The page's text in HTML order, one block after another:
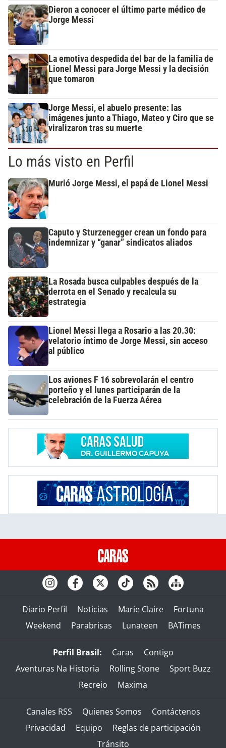
Dieron a conocer el último parte médico de
Jorge Messi
La emotiva despedida del bar de la familia de
Lionel Messi para Jorge Messi y la decisión
que tomaron
Jorge Messi, el abuelo presente: las
imágenes junto a Thiago, Mateo y Ciro que se
viralizaron tras su muerte
Lo más visto en Perfil
Murió Jorge Messi, el papá de Lionel Messi
Caputo y Sturzenegger crean un fondo para
indemnizar y “ganar” sindicatos aliados
La Rosada busca culpables después de la
derrota en el Senado y recalcula su
estrategia
Lionel Messi llega a Rosario a las 20.30:
velatorio íntimo de Jorge Messi, sin acceso
al público
Los aviones F 16 sobrevolarán el centro
porteño y el lunes participarán de la
celebración de la Fuerza Aérea
Diario Perfil Noticias Marie Claire
Fortuna
Weekend
Parabrisas Lunateen BATimes
Perfil Brasil: Caras
Contigo
Aventuras Na Historia
Rolling Stone
Sport Buzz
Recreio
Maxima
Canales RSS Quienes Somos
Contáctenos
Privacidad
Equipo
Reglas de participación
Tránsito